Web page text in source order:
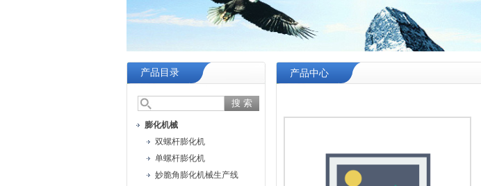
产品目录
膨化机械
双螺杆膨化机
单螺杆膨化机
妙脆角膨化机械生产线
产品中心